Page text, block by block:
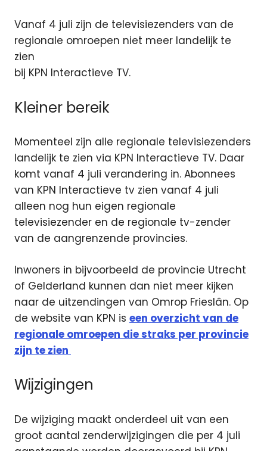
Vanaf 4 juli zijn de televisiezenders van de
regionale omroepen niet meer landelijk te
zien
bij KPN Interactieve TV.
Kleiner bereik
Momenteel zijn alle regionale televisiezenders
landelijk te zien via KPN Interactieve TV. Daar
komt vanaf 4 juli verandering in. Abonnees
van KPN Interactieve tv zien vanaf 4 juli
alleen nog hun eigen regionale
televisiezender en de regionale tv-zender
van de aangrenzende provincies.
Inwoners in bijvoorbeeld de provincie Utrecht
of Gelderland kunnen dan niet meer kijken
naar de uitzendingen van Omrop Frieslân. Op
de website van KPN is een overzicht van de
regionale omroepen die straks per provincie
zijn te zien
Wijzigingen
De wijziging maakt onderdeel uit van een
groot aantal zenderwijzigingen die per 4 juli